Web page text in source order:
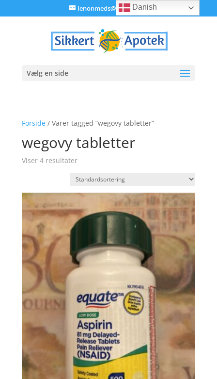
lenonmeds@gmail.com
Vælg en side
Forside/ Varer tagged “wegovy tabletter”
wegovy tabletter
Viser 4 resultater
Danish